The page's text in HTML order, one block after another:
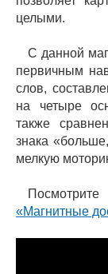
целыми.
С данной
первичным
слов,
на четыре
также
знака
мелкую
«Магнитные